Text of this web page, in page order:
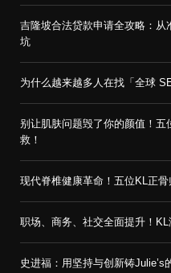
吉隆坡合法贷款申请全攻略：
坑
为什么越来越多人在找「全球
别让肌肤问题毁了你的颜值！
救！
现代脊椎健康革命！五位KL正
职场、商务、社交全面提升！
史进福：用坚持与创新铸Julie’s